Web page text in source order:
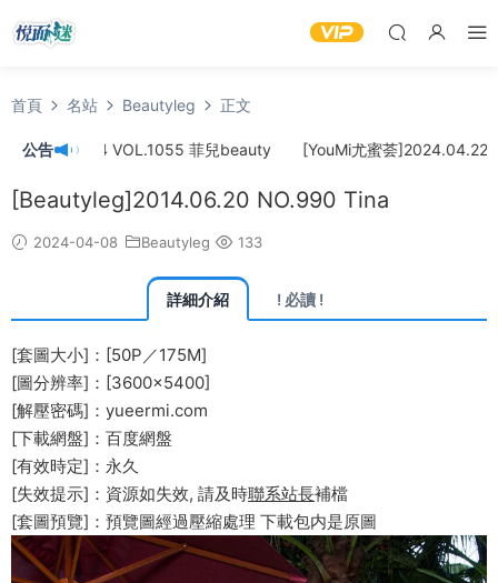
首頁 名站 Beautyleg 正文
公告 VOL.1055 菲兒beauty [YouMi尤蜜荟]2024.04.22
[Beautyleg]2014.06.20 NO.990 Tina
2024-04-08 Beautyleg 133
詳細介紹 ! 必讀 !
[套圖大小]：[50P／175M]
[圖分辨率]：[3600×5400]
[解壓密碼]：yueermi.com
[下載網盤]：百度網盤
[有效時定]：永久
[失效提示]：資源如失效, 請及時聯系站長補檔
[套圖預覽]：預覽圖經過壓縮處理 下載包内是原圖